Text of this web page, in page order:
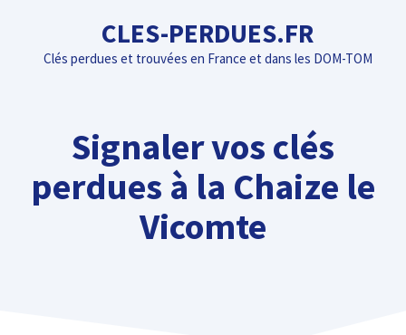
contenu
CLES-PERDUES.FR
Clés perdues et trouvées en France et dans les DOM-TOM
Signaler vos clés
perdues à la Chaize le
Vicomte